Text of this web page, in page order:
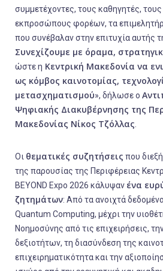
συμμετέχοντες, τους καθηγητές,
εκπροσώπους φορέων, τα
που συνέβαλαν στην επιτυχία αυτής
Συνεχίζουμε με όραμα,
ώστε η Κεντρική Μακεδονία να
ως κόμβος καινοτομίας,
μετασχηματισμού», δήλωσε ο
Ψηφιακής Διακυβέρνησης της
Μακεδονίας Νίκος Τζόλλας
Οι θεματικές συζητήσεις που
της παρουσίας της Περιφέρειας
BEYOND Expo 2026 κάλυψαν ένα
ζητημάτων: Από τα ανοιχτά
Quantum Computing, μέχρι την
Νοημοσύνης από τις επιχειρήσεις,
δεξιοτήτων, τη διασύνδεση της
επιχειρηματικότητα και την